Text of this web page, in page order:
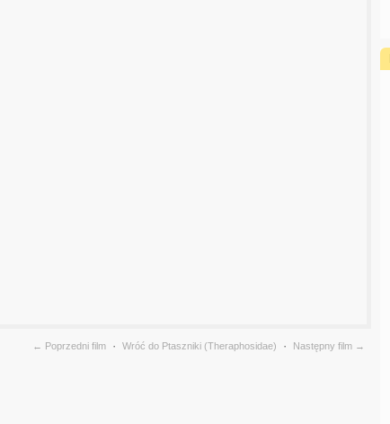
← Poprzedni film · Wróć do Ptaszniki (Theraphosidae) · Następny film →